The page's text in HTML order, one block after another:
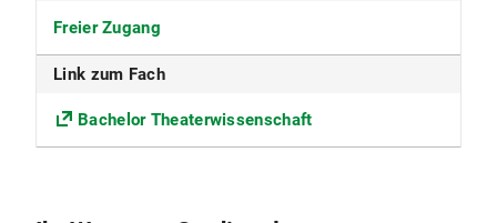
Fakultät für Geschichts- und
Kunstwissenschaften
Kunst und Kunstwissenschaft
Freier Zugang
Link zum Fach
Bachelor Theaterwissenschaft